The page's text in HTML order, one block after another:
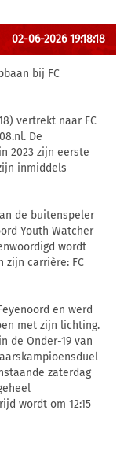
02-06-2026 19:18:18
bij FC
vertrekt naar FC
De
2023 zijn eerste
inmiddels
de buitenspeler
Youth Watcher
wordt
zijn carrière: FC
en werd
met zijn lichting.
de Onder-19 van
zaterdag
wordt om 12:15